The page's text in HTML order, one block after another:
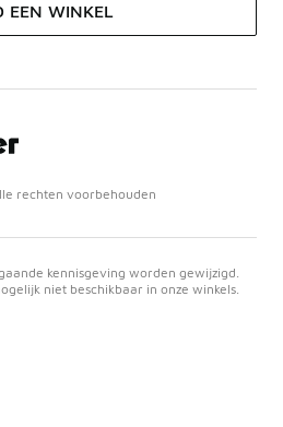
EEN WINKEL
rechten voorbehouden
kennisgeving worden gewijzigd.
niet beschikbaar in onze winkels.